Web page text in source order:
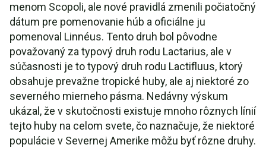
menom Scopoli, ale nové pravidlá zmenili počiatočný
dátum pre pomenovanie húb a oficiálne ju
pomenoval Linnéus. Tento druh bol pôvodne
považovaný za typový druh rodu Lactarius, ale v
súčasnosti je to typový druh rodu Lactifluus, ktorý
obsahuje prevažne tropické huby, ale aj niektoré zo
severného mierneho pásma. Nedávny výskum
ukázal, že v skutočnosti existuje mnoho rôznych línií
tejto huby na celom svete, čo naznačuje, že niektoré
populácie v Severnej Amerike môžu byť rôzne druhy.